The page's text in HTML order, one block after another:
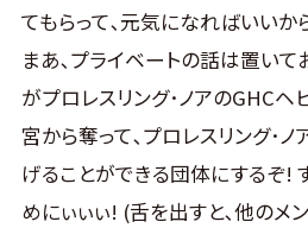
てもらって､元気になればいいか
まあ､プライベートの話は置いて
がプロレスリング･ノアのGHCヘ
宮から奪って､プロレスリング･
げることができる団体にするぞ!
めにぃぃぃ! (舌を出すと､他のメ